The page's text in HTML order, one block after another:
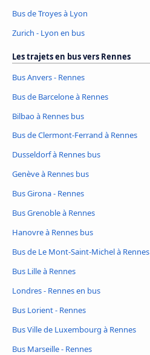
Bus de Troyes à Lyon
Zurich - Lyon en bus
Les trajets en bus vers Rennes
Bus Anvers - Rennes
Bus de Barcelone à Rennes
Bilbao à Rennes bus
Bus de Clermont-Ferrand à Rennes
Dusseldorf à Rennes bus
Genève à Rennes bus
Bus Girona - Rennes
Bus Grenoble à Rennes
Hanovre à Rennes bus
Bus de Le Mont-Saint-Michel à Rennes
Bus Lille à Rennes
Londres - Rennes en bus
Bus Lorient - Rennes
Bus Ville de Luxembourg à Rennes
Bus Marseille - Rennes